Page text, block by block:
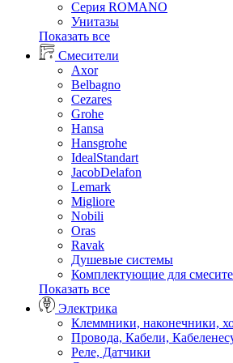
Серия ROMANO
Унитазы
Показать все
Смесители
Axor
Belbagno
Cezares
Grohe
Hansa
Hansgrohe
IdealStandart
JacobDelafon
Lemark
Migliore
Nobili
Oras
Ravak
Душевые системы
Комплектующие для
Показать все
Электрика
Клеммники, наконечники,
Провода, Кабели,
Реле, Датчики